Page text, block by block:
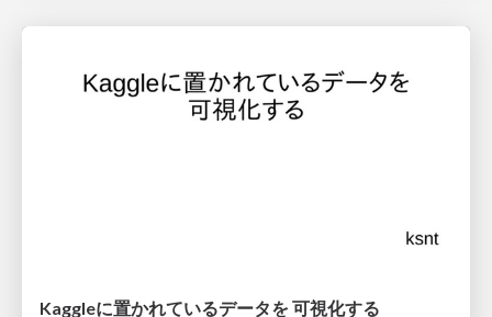
Kaggleに置かれているデータを 可視化する